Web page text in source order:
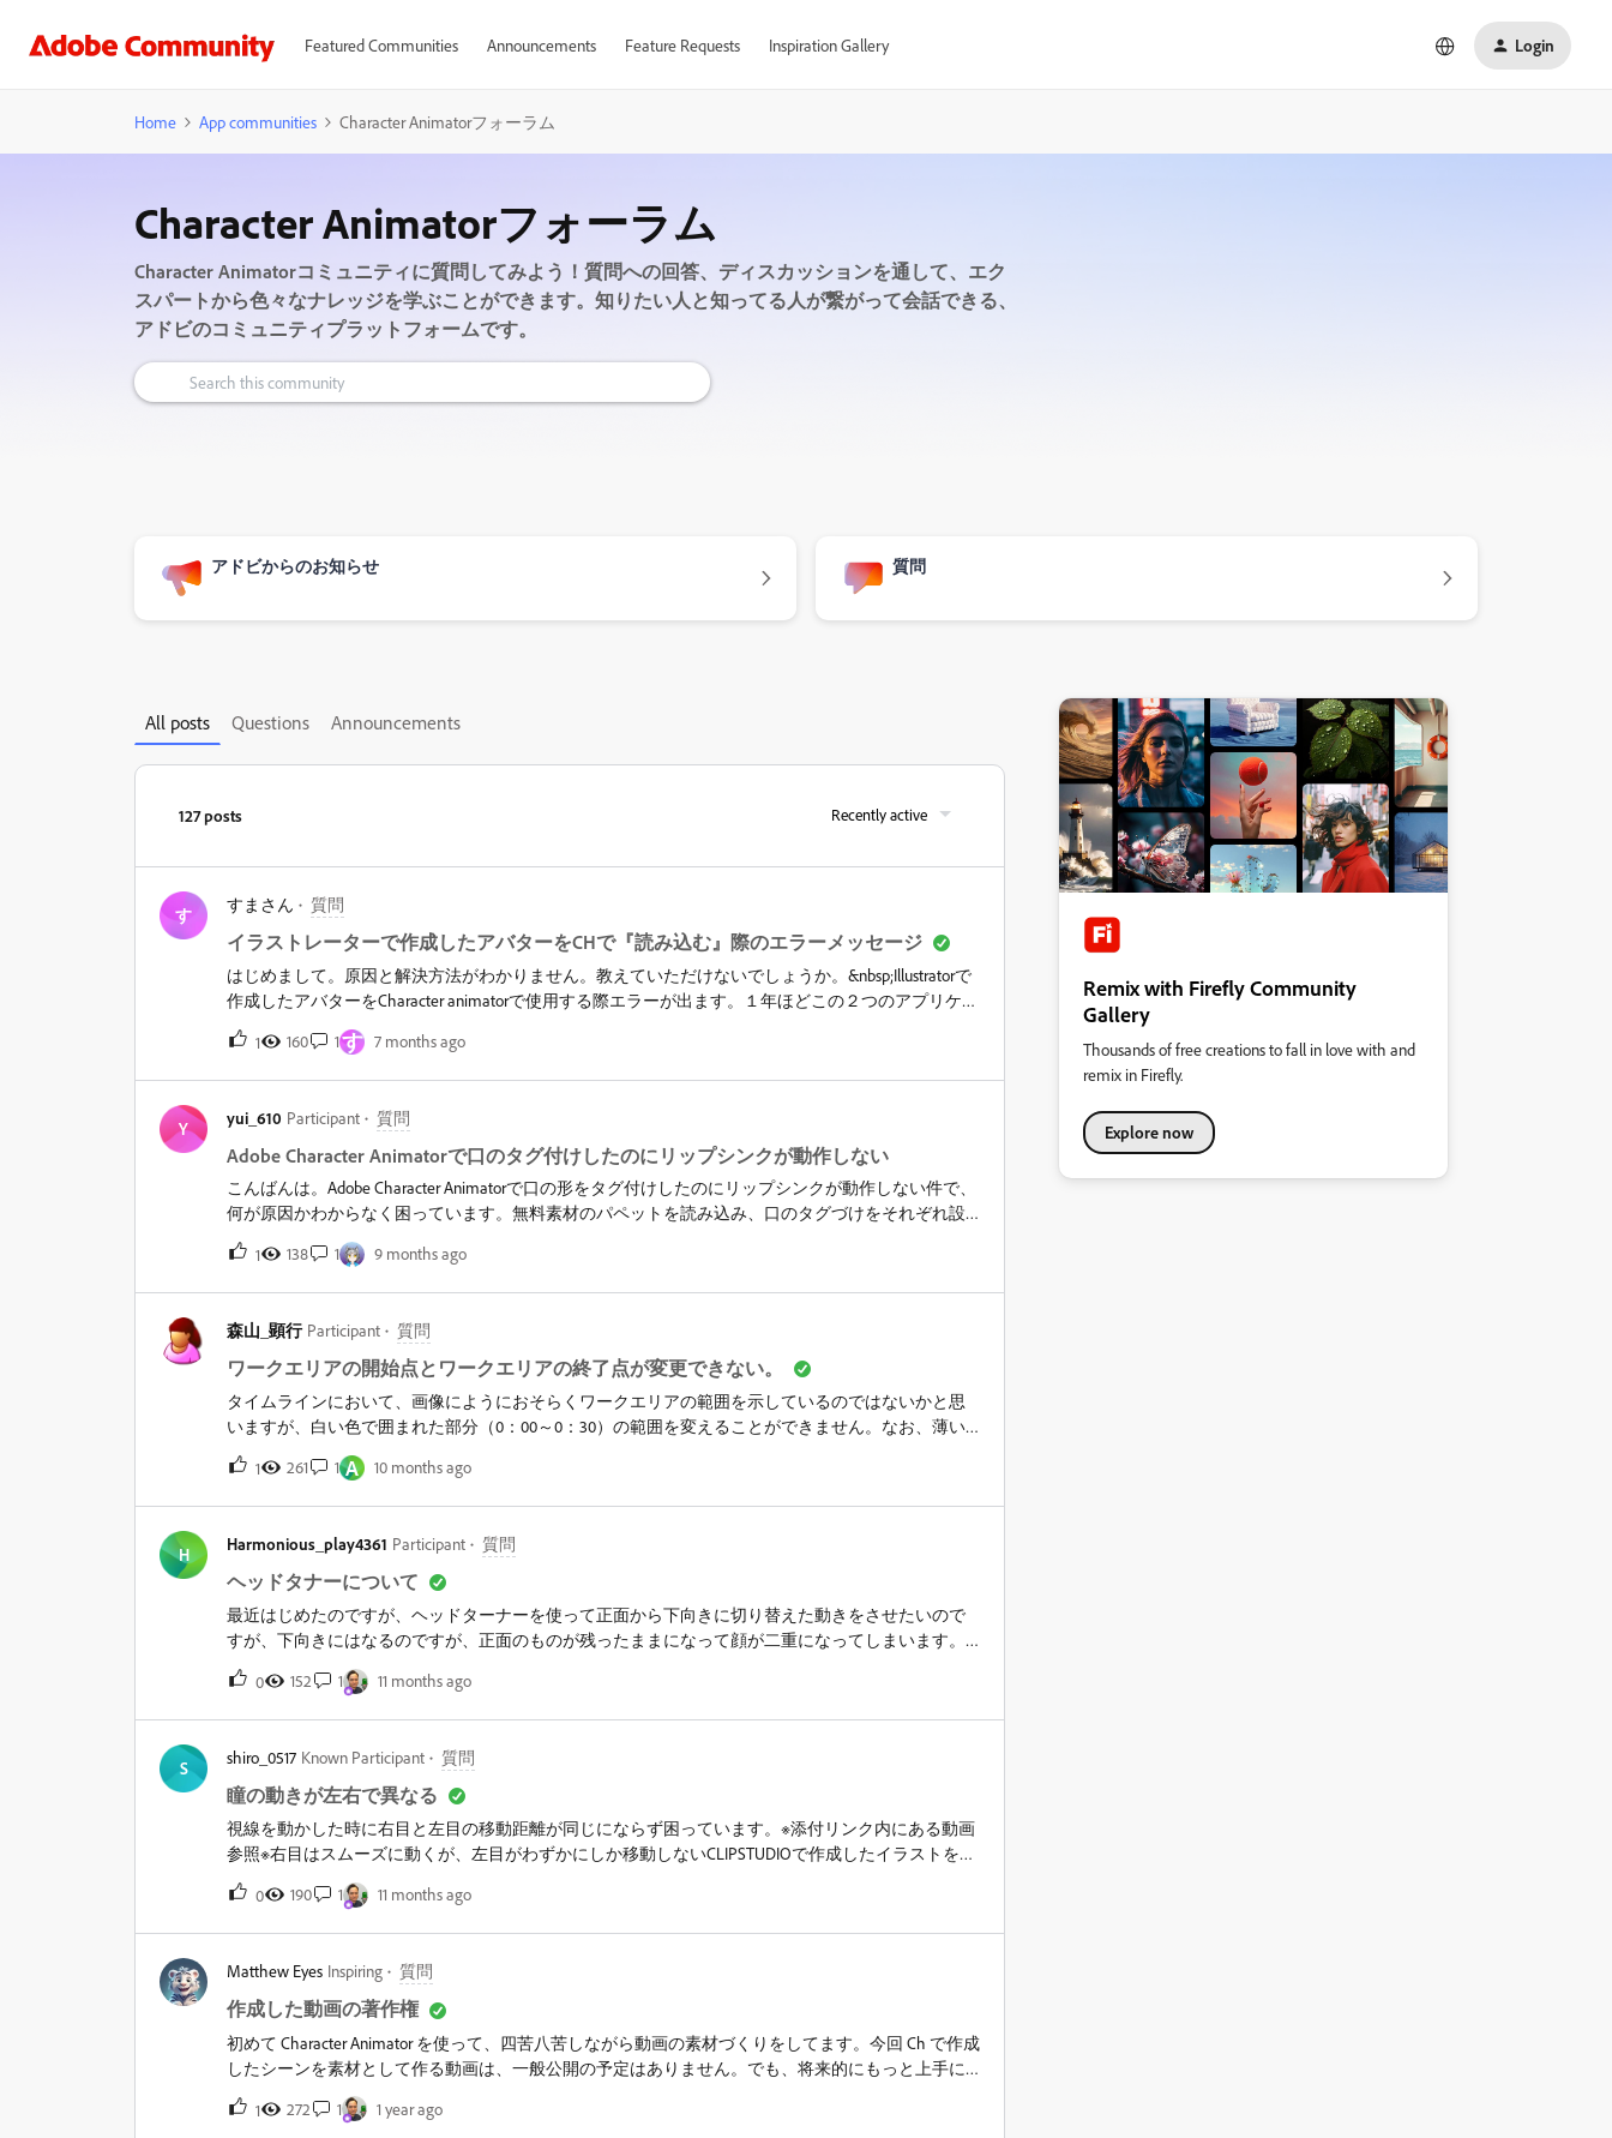
Featured Communities Announcements Feature Requests Inspiration Gallery Login
Home App communities Character Animatorフォーラム
Character Animatorフォーラム
Character Animatorコミュニティに質問してみよう！質問への回答、ディスカッションを通して、エク
スパートから色々なナレッジを学ぶことができます。知りたい人と知ってる人が繋がって会話できる、
アドビのコミュニティプラットフォームです。
アドビからのお知らせ 質問
All posts Questions Announcements
127 posts Recently active
す
すまさん 質問
イラストレーターで作成したアバターをCHで『読み込む』際のエラーメッセージ
はじめまして。原因と解決方法がわかりません。教えていただけないでしょうか。&nbsp;Illustratorで
作成したアバターをCharacter animatorで使用する際エラーが出ます。１年ほどこの２つのアプリケー
ションでアバター作成をしていて、このようなエラーは初めてです。&nbsp;エラー表示は２つあり、
スクショ①、②です。①CHで他のデータから該当データを『置き換える』際のエラー →『・・・外
部編集の結合に失敗しました。—』②CHでファイルから『読み込み』をした際のエラー
た。１．エラーファイルの中身を新規ファイルに置き直し保存２．レイヤー数、レイヤー名など見
直し（「グループ」は多用しないようにした） ※レイヤー数は120以上ありますが、今までできてい
たデータの数とほぼ同じです。３．不要なごみなど確認４．重くなりそうな加工の有無を確認&nbsp;
よろしくお願いします。
1 160 1す 7 months ago
Y
yui_610 Participant 質問
Adobe Character Animatorで口のタグ付けしたのにリップシンクが動作しない
こんばんは。Adobe Character Animatorで口の形をタグ付けしたのにリップシンクが動作しない件で、
何が原因かわからなく困っています。無料素材のパペットを読み込み、口のタグづけをそれぞれ設
定しております。音声データは、wabで保存しており、音量なども問題なさそうです。何か原因など
わかりますでしょうか？&nbsp;
1 138 1 9 months ago
森山_顕行 Participant 質問
ワークエリアの開始点とワークエリアの終了点が変更できない。
タイムラインにおいて、画像にようにおそらくワークエリアの範囲を示しているのではないかと思
いますが、白い色で囲まれた部分（0：00～0：30）の範囲を変えることができません。なお、薄い
白色の範囲（0：00～約1：15ぐらい）は変えることができます。この状態で書き出しを行うと、白い
範囲（0：00～0：30）の部分しか書き込まれないため困っています。0：00～約1：15までの範囲を書
き出すにはどうすればよいでしょうか？&nbsp;&nbsp;
1 261 1 A 10 months ago
H
Harmonious_play4361 Participant 質問
ヘッドタナーについて
最近はじめたのですが、ヘッドターナーを使って正面から下向きに切り替えた動きをさせたいので
すが、下向きにはなるのですが、正面のものが残ったままになって顔が二重になってしまいます。
解決方法を教えてください。
0
152 1 11 months ago
S
shiro_0517 Known Participant 質問
瞳の動きが左右で異なる
視線を動かした時に右目と左目の移動距離が同じにならず困っています。※添付リンク内にある動画
参照※右目はスムーズに動くが、左目がわずかにしか移動しないCLIPSTUDIOで作成したイラストを
PSDで書き出している可能性もあると考えています。別の方の回答を見て、王冠の位置（目フォルダ
などに王冠を付けない）やタグ付けも調整（適切な箇所にタグを配置）したのですがうまくいきま
せん。問題の左目には、タグ付けのときに黄色い範囲線が出てこないのもあって、範囲認識がちゃ
です。&nbsp;こちらご助力いただけますと幸いです。※ネーミングが左右逆になっていますが、タグ
付けは正常に行なっているので問題ないと思っていましたがこれもダメでしょうか…動きの動画
https://drive.google.com/drive/folders/1rr3-2a6myHLT1jQK1DNMPPVLE3DVxIl0?usp=sharing&nbsp;
0 190 1 11 months ago
Matthew Eyes Inspiring 質問
作成した動画の著作権
初めて Character Animator を使って、四苦八苦しながら動画の素材づくりをしてます。今回 Ch で作成
したシーンを素材として作る動画は、一般公開の予定はありません。でも、将来的にもっと上手に
使いこなせるようになったとして（希望的観測）その時生成される Ch の動画の権利関係についてふ
と疑問に思いました。1. Ch で作成した動画の著作権は、作成したユーザにある2. アプリ組込みのパペ
1 272 1 1 year ago
Remix with Firefly Community
Gallery
Thousands of free creations to fall in love with and
remix in Firefly.
Explore now